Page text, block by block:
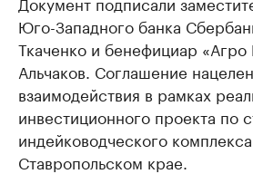
Юго-Западного банка
Ткаченко и бенефициар
Альчаков. Соглашение
взаимодействия в рамках
инвестиционного проекта по
индейководческого
Ставропольском крае.